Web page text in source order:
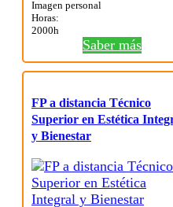
Imagen personal
Horas:
2000h
Saber más
FP a distancia Técnico
Superior en Estética
y Bienestar